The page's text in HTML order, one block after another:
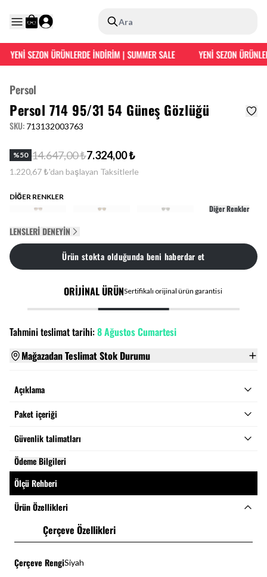
Ara
YENİ SEZON ÜRÜNLERDE İNDİRİM | SUMMER SALE YENİ SEZON
Persol
Persol 714 95/31 54 Güneş Gözlüğü
SKU: 713132003763
%50 14.647,00 ₺7.324,00 ₺
1.220,67 ₺'dan başlayan Taksitlerle
DİĞER RENKLER
Diğer Renkler
LENSLERI DENEYIN
Ürün stokta olduğunda beni haberdar et
ORİJİNAL ÜRÜNSertifikalı orijinal ürün garantisi
Tahmini teslimat tarihi:8 Ağustos Cumartesi
Mağazadan Teslimat Stok Durumu
Açıklama
Paket içeriği
Güvenlik talimatları
Ödeme Bilgileri
Ölçü Rehberi
Ürün Özellikleri
Çerçeve Özellikleri
Çerçeve RengiSiyah